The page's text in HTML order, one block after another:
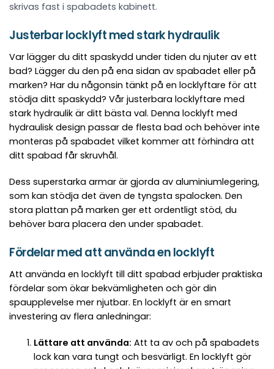
skrivas fast i spabadets kabinett.
Justerbar locklyft med stark hydraulik
Var lägger du ditt spaskydd under tiden du njuter av ett
bad? Lägger du den på ena sidan av spabadet eller på
marken? Har du någonsin tänkt på en locklyftare för att
stödja ditt spaskydd? Vår justerbara locklyftare med
stark hydraulik är ditt bästa val. Denna locklyft med
hydraulisk design passar de flesta bad och behöver inte
monteras på spabadet vilket kommer att förhindra att
ditt spabad får skruvhål.
Dess superstarka armar är gjorda av aluminiumlegering,
som kan stödja det även de tyngsta spalocken. Den
stora plattan på marken ger ett ordentligt stöd, du
behöver bara placera den under spabadet.
Fördelar med att använda en locklyft
Att använda en locklyft till ditt spabad erbjuder praktiska
fördelar som ökar bekvämligheten och gör din
spaupplevelse mer njutbar. En locklyft är en smart
investering av flera anledningar:
Lättare att använda: Att ta av och på spabadets
lock kan vara tungt och besvärligt. En locklyft gör